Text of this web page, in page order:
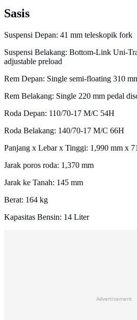
Sasis
Suspensi Depan: 41 mm teleskopik fork
Suspensi Belakang: Bottom-Link Uni-
adjustable preload
Rem Depan: Single semi-floating 310
Rem Belakang: Single 220 mm pedal
Roda Depan: 110/70-17 M/C 54H
Roda Belakang: 140/70-17 M/C 66H
Panjang x Lebar x Tinggi: 1,990 mm x
Jarak poros roda: 1,370 mm
Jarak ke Tanah: 145 mm
Berat: 164 kg
Kapasitas Bensin: 14 Liter
Advertisement